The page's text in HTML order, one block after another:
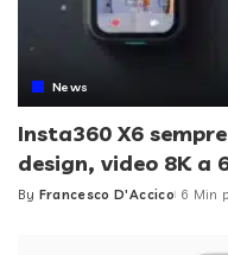
News
Insta360 X6
design, video 8K a
Posted
By Francesco D'Accico 6 Min